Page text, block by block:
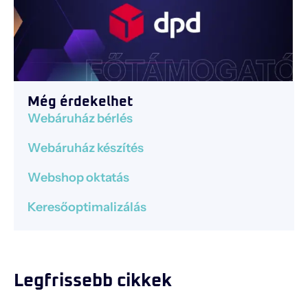
Még érdekelhet
Webáruház bérlés
Webáruház készítés
Webshop oktatás
Keresőoptimalizálás
Legfrissebb cikkek